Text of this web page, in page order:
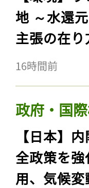
地 ～水還
主張の在り
16時間前
政府・国
【日本】
全政策を
用、気候変